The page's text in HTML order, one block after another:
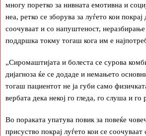
многу поретко за нивната емотивна и
неа, ретко се зборува за луѓето кои покрај
соочуваат и со напуштеност,
поддршка токму тогаш кога им е
„Сиромаштијата и болеста се сурова
дијагноза ќе се додаде и немањето
тогаш пациентот не ја губи само
вербата дека некој го гледа, го слуша и
Во пораката упатува повик за повеќе
присуство покрај луѓето кои се